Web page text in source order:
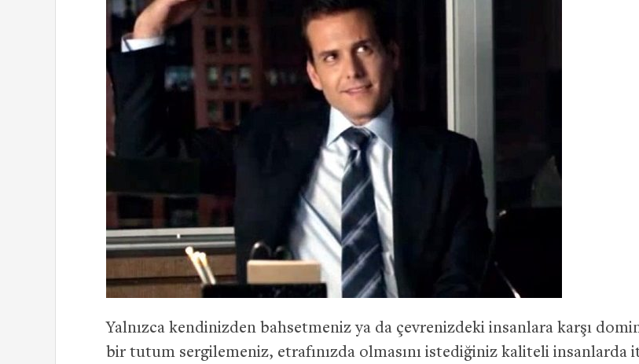
Yalnızca kendinizden bahsetmeniz ya da çevrenizdeki insanlara karşı
bir tutum sergilemeniz, etrafınızda olmasını istediğiniz kaliteli insanlarda